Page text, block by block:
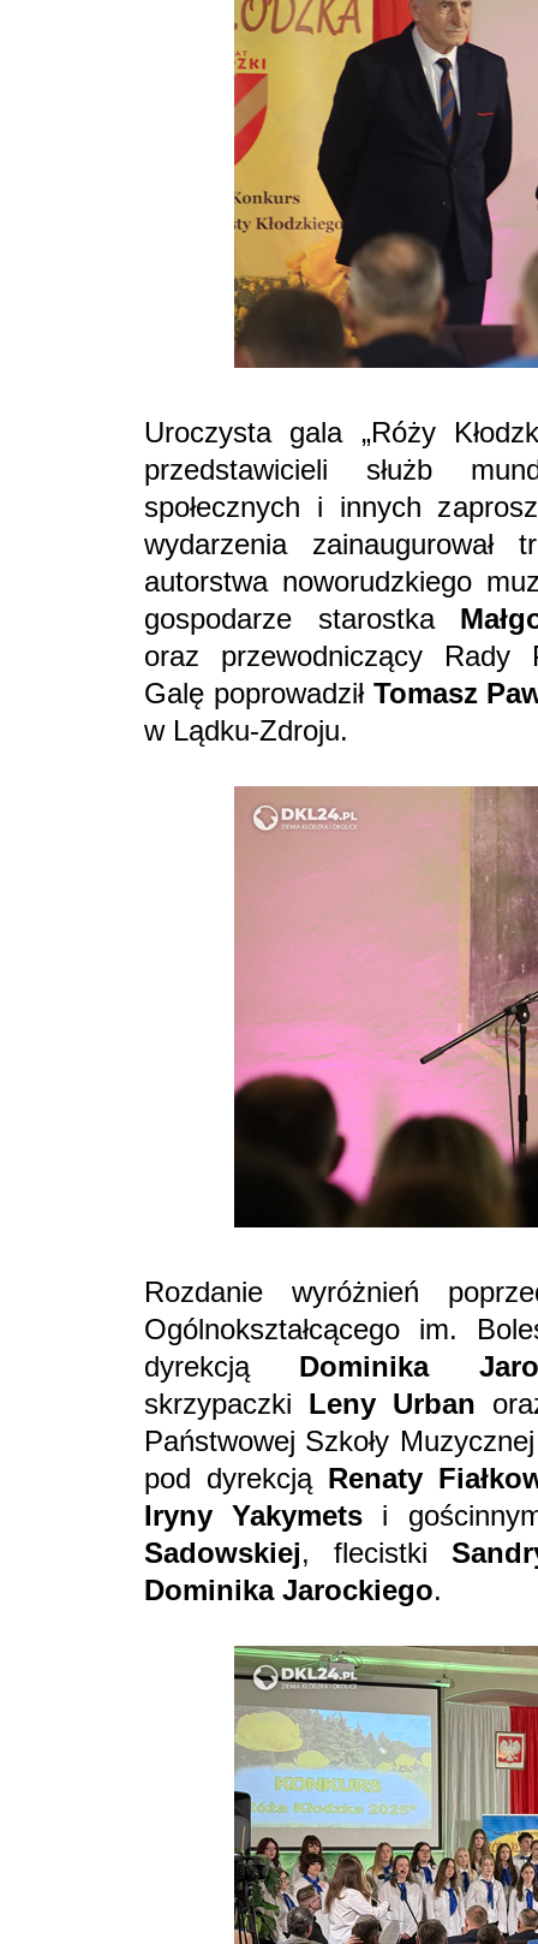
Uroczysta gala „Róży
przedstawicieli służb
społecznych i innych
wydarzenia zainaugurował
autorstwa noworudzkiego
gospodarze starostka
oraz przewodniczący
Galę poprowadził Tomasz
w Lądku-Zdroju.
Rozdanie wyróżnień
Ogólnokształcącego im.
dyrekcją Dominika
skrzypaczki Leny Urban
Państwowej Szkoły
pod dyrekcją Renaty
Iryny Yakymets i
Sadowskiej, flecistki
Dominika Jarockiego.